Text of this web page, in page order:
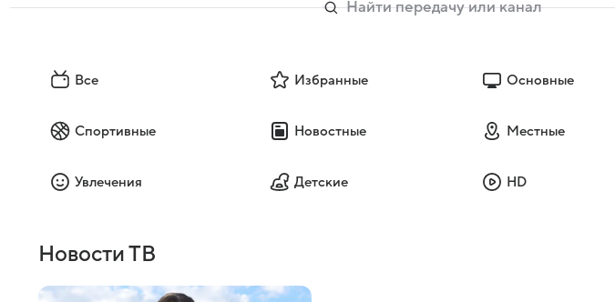
Все Избранные Основные
Спортивные Новостные Местные
Увлечения Детские HD
Новости ТВ